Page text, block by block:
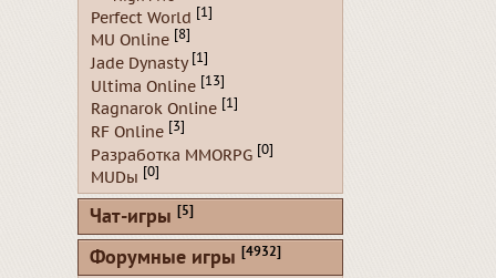
Perfect World [1]
MU Online [8]
Jade Dynasty [1]
Ultima Online [13]
Ragnarok Online [1]
RF Online [3]
Разработка MMORPG [0]
MUDы [0]
Чат-игры [5]
Форумные игры [4932]